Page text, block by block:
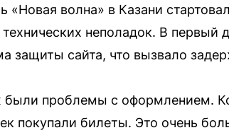
«Новая волна» в Казани
неполадок. В первый
защиты сайта, что вызвало
были проблемы с оформлением.
покупали билеты. Это очень